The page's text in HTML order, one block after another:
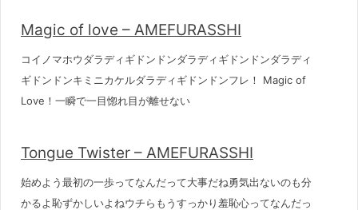
Magic of love – AMEFURASSHI
コイノマホウダラディギドンドンダラディギドンドンダラディ
ギドンドンキミニカケルダラディギドンドンフレ！ Magic of
Love！一瞬で一目惚れ目が離せない
Tongue Twister – AMEFURASSHI
始めよう最初の一歩ってなんだって大事だね勇気出ないのも分
かるよ恥ずかしいよねウチらもうすっかり羞恥心ってなんだっ